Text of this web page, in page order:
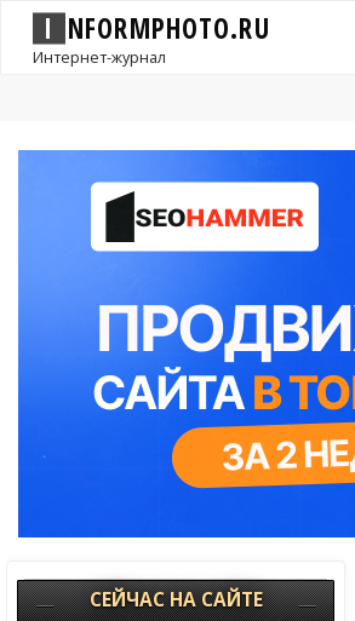
I NFORMPHOTO.RU
Интернет-журнал
СЕЙЧАС НА САЙТЕ